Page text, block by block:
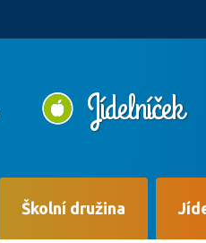
Jídelníček
Školní družina